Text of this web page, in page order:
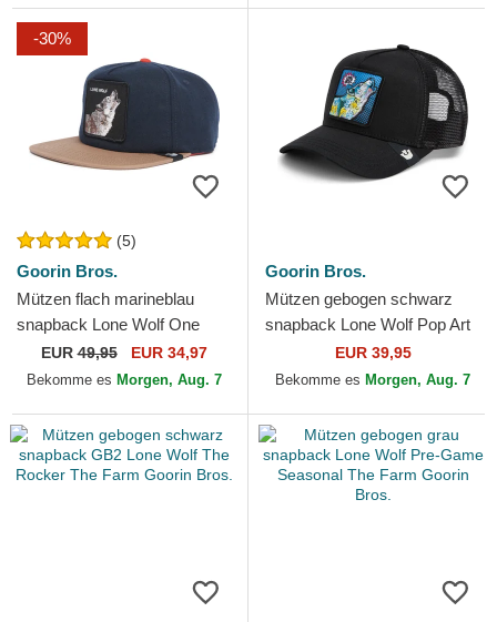
-30%
(5)
Goorin Bros.
Mützen flach marineblau
snapback Lone Wolf One
Pack The Farm Flats The
Farm Goorin Bros.
EUR49,95 EUR 34,97
Bekomme es Morgen, Aug. 7
Goorin Bros.
Mützen gebogen schwarz
snapback Lone Wolf Pop Art
2 The Farm Goorin Bros.
EUR 39,95
Bekomme es Morgen, Aug. 7